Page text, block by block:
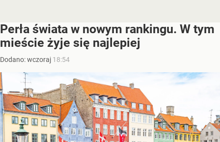
Perła świata w nowym rankingu. W tym
mieście żyje się najlepiej
Dodano:wczoraj 18:54